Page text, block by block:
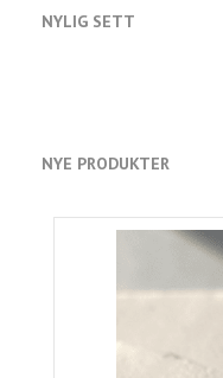
NYLIG SETT
NYE PRODUKTER